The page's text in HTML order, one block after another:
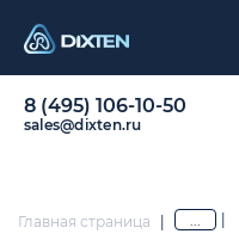
8 (495) 106-10-50
sales@dixten.ru
Главная страница | ...